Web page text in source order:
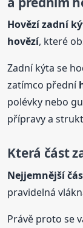
Hovězízadní
hovězí, které
Zadní kýta se
zatímco přední
polévky nebo
přípravy a
Která část
Nejjemnější
pravidelná
Právě proto se